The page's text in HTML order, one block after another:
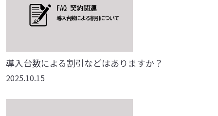
導入台数による割引などはありますか？
2025.10.15